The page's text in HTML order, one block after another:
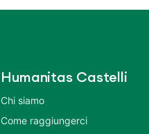
Humanitas Castelli
Chi siamo
Come raggiungerci